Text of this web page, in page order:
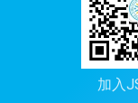
加入